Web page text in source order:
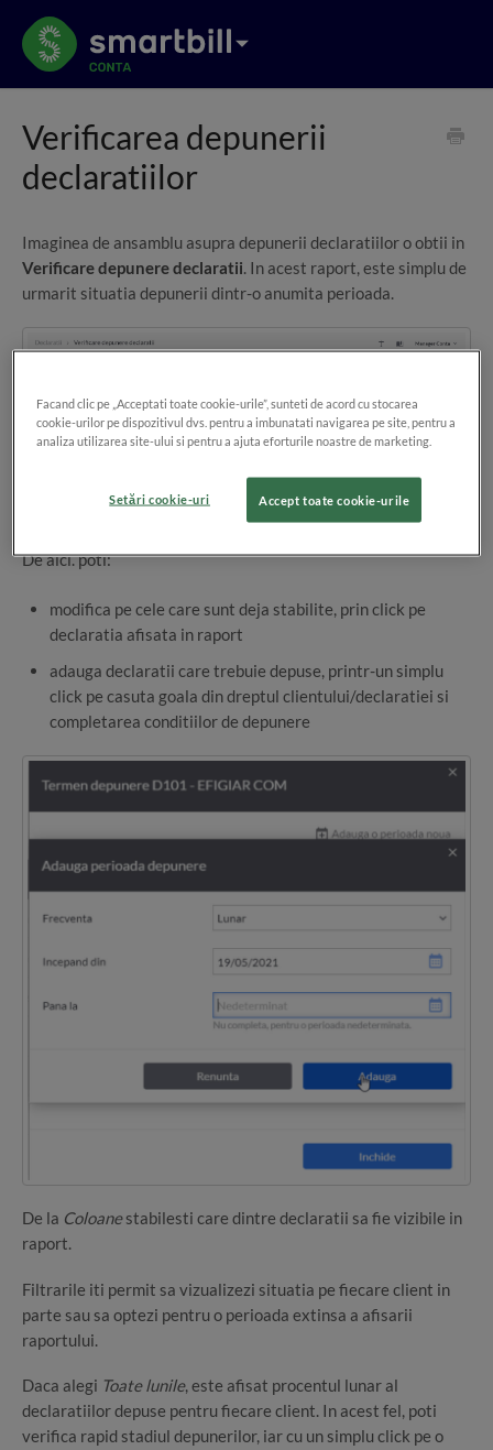
Verificarea depunerii
declaratiilor
Imaginea de ansamblu asupra depunerii declaratiilor o obtii in
Verificare depunere declaratii. In acest raport, este simplu de
urmarit situatia depunerii dintr-o anumita perioada.
De aici. poti:
modifica pe cele care sunt deja stabilite, prin click pe
declaratia afisata in raport
adauga declaratii care trebuie depuse, printr-un simplu
click pe casuta goala din dreptul clientului/declaratiei si
completarea conditiilor de depunere
De la Coloanestabilesti care dintre declaratii sa fie vizibile in
raport.
Filtrarile iti permit sa vizualizezi situatia pe fiecare client in
parte sau sa optezi pentru o perioada extinsa a afisarii
raportului.
Daca alegi Toate lunile, este afisat procentul lunar al
declaratiilor depuse pentru fiecare client. In acest fel, poti
verifica rapid stadiul depunerilor, iar cu un simplu click pe o
Facand clic pe „Acceptati toate cookie-urile”, sunteti de acord cu stocarea
cookie-urilor pe dispozitivul dvs. pentru a imbunatati navigarea pe site, pentru a
analiza utilizarea site-ului si pentru a ajuta eforturile noastre de marketing.
Accept toate cookie-urile
Setări cookie-uri